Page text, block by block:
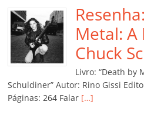
b
o
o
k
A
p
p
dI
n
Metal:
Chuck
Livro: “Death by
Schuldiner” Autor: Rino Gissi
Páginas: 264 Falar […]